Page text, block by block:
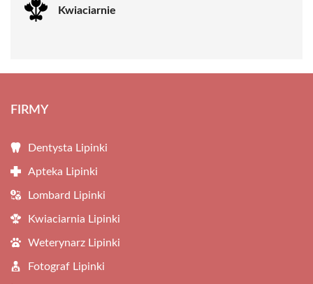
Kwiaciarnie
FIRMY
Dentysta Lipinki
Apteka Lipinki
Lombard Lipinki
Kwiaciarnia Lipinki
Weterynarz Lipinki
Fotograf Lipinki